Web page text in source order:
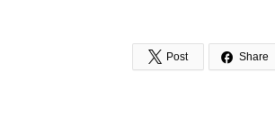
 Post  Share